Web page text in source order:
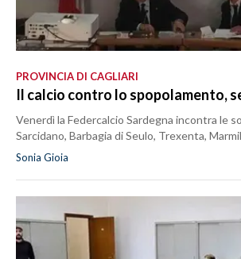
PROVINCIA DI CAGLIARI
Il calcio contro lo spopolamento,
Venerdì la Federcalcio Sardegna incontra le
Sarcidano, Barbagia di Seulo, Trexenta,
Sonia Gioia